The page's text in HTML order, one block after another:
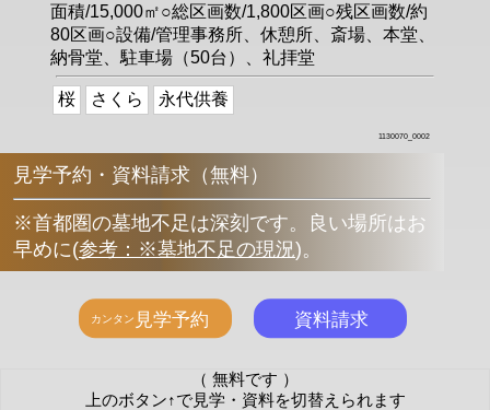
面積/15,000㎡○総区画数/1,800区画○残区画数/約
80区画○設備/管理事務所、休憩所、斎場、本堂、
納骨堂、駐車場（50台）、礼拝堂
桜 さくら 永代供養
1130070_0002
見学予約・資料請求（無料）
※首都圏の墓地不足は深刻です。良い場所はお
早めに(参考：※墓地不足の現況)。
（ 無料です ）
上のボタン↑で見学・資料を切替えられます